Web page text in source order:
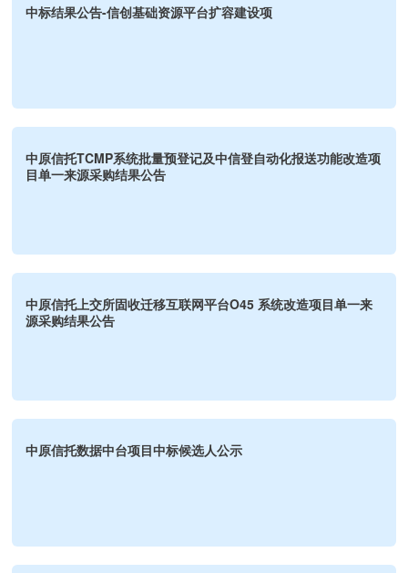
中标结果公告-信创基础资源平台扩容建设项
中原信托TCMP系统批量预登记及中信登自动化报送功能改造项
目单一来源采购结果公告
中原信托上交所固收迁移互联网平台O45 系统改造项目单一来
源采购结果公告
中原信托数据中台项目中标候选人公示